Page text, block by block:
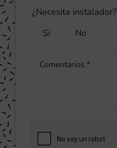
¿Necesita instalador?
Si
No